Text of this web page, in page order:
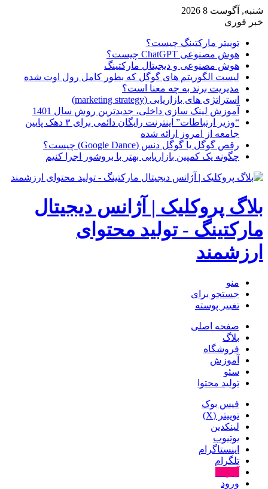
شنبه, آگوست 8 2026
خبر فوری
توییتر مارکتینگ چیست؟
هوش مصنوعی ChatGPT چیست؟
هوش مصنوعی و دیجیتال مارکتینگ
لیست الگوریتم های گوگل که بطور کامل رول اوت شده
مدیریت برند به چه معنا است؟
استراتژی های بازاریابی (marketing strategy)
آموزش لینک سازی داخلی، جدیدترین روش سال 1401
“وزیر ارتباطات” اینترنت رایگان دائمی برای ۳ دهک پایین
جامعه از امروز ارائه شده
رقص گوگل یا گوگل دنس (Google Dance) چیست؟
چگونه یک کمپین بازاریابی بهتر با بروشور اجرا کنیم
بلاگ پروکلیک | آژانس دیجیتال
مارکتینگ - تولید محتوای
ارزشمند
منو
جستجو برای
تغییر پوسته
صفحه اصلی
بلاگ
فروشگاه
آموزش
سئو
تولید محتوا
فیس بوک
توییتر (X)
لینکدین
یوتیوب
اینستاگرام
تلگرام
ورود